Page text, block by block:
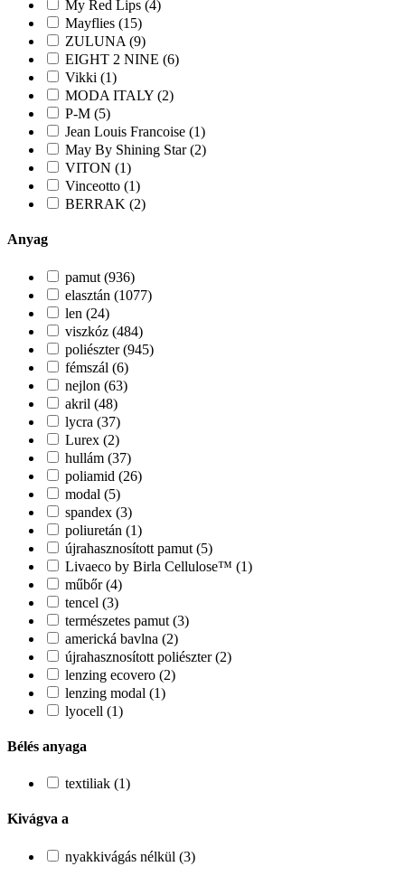
My Red Lips (4)
Mayflies (15)
ZULUNA (9)
EIGHT 2 NINE (6)
Vikki (1)
MODA ITALY (2)
P-M (5)
Jean Louis Francoise (1)
May By Shining Star (2)
VITON (1)
Vinceotto (1)
BERRAK (2)
Anyag
pamut (936)
elasztán (1077)
len (24)
viszkóz (484)
poliészter (945)
fémszál (6)
nejlon (63)
akril (48)
lycra (37)
Lurex (2)
hullám (37)
poliamid (26)
modal (5)
spandex (3)
poliuretán (1)
újrahasznosított pamut (5)
Livaeco by Birla Cellulose™ (1)
műbőr (4)
tencel (3)
természetes pamut (3)
americká bavlna (2)
újrahasznosított poliészter (2)
lenzing ecovero (2)
lenzing modal (1)
lyocell (1)
Bélés anyaga
textiliak (1)
Kivágva a
nyakkivágás nélkül (3)